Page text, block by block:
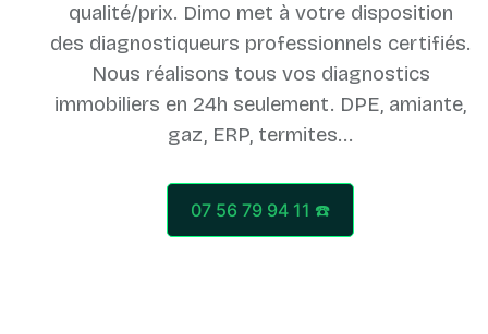
qualité/prix. Dimo met à votre disposition
des diagnostiqueurs professionnels certifiés.
Nous réalisons tous vos diagnostics
immobiliers en 24h seulement. DPE, amiante,
07 56 79 94 11 ☎️